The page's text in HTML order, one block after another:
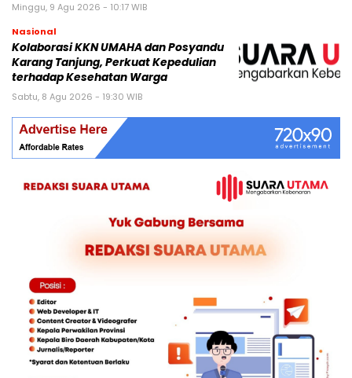
Minggu, 9 Agu 2026 - 10:17 WIB
Nasional
Kolaborasi KKN UMAHA dan Posyandu
Karang Tanjung, Perkuat Kepedulian
terhadap Kesehatan Warga
Sabtu, 8 Agu 2026 - 19:30 WIB